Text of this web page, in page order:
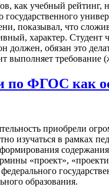
как учебный
государственного
показывал, что
характер.
должен, обязан это
выполняет
ФГОС как
приобрели
изучаться в рамках
«проект»,
образования.